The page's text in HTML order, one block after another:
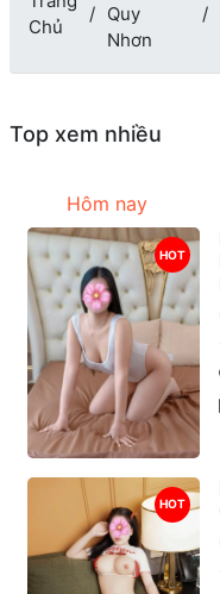
Chủ
Quy
Nhơn
Top xem nhiều
Hôm nay
HOT
HOT